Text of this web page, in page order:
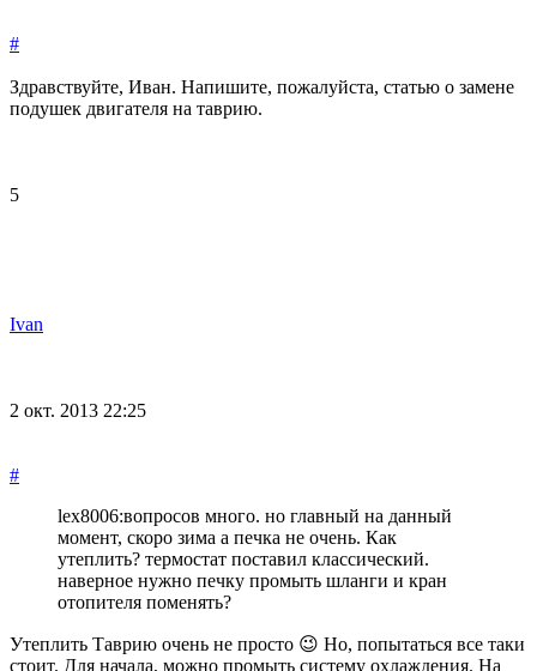
#
Здравствуйте, Иван. Напишите, пожалуйста, статью о замене
подушек двигателя на таврию.
5
Ivan
2 окт. 2013 22:25
#
lex8006:вопросов много. но главный на данный
момент, скоро зима а печка не очень. Как
утеплить? термостат поставил классический.
наверное нужно печку промыть шланги и кран
отопителя поменять?
Утеплить Таврию очень не просто 😉 Но, попытаться все таки
стоит. Для начала, можно промыть систему охлаждения. На